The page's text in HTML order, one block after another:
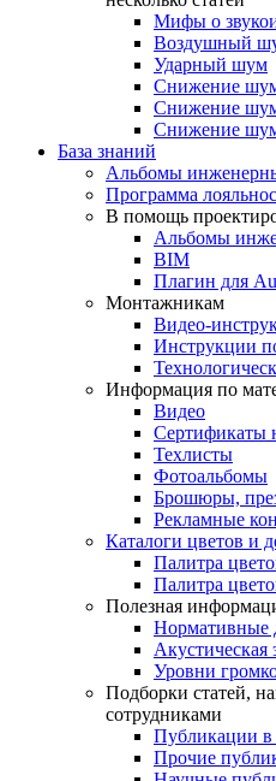
Мифы о
Воздушный
Ударный шум
Снижение
Снижение
Снижение
База знаний
Альбомы
Программа
В помощь
Альбомы
BIM
Плагин для
Монтажникам
Видео-
Инструкции
Информация по
Видео
Сертификаты
Техлисты
Фотоальбомы
Брошюры,
Рекламные
Каталоги цветов и
Палитра
Палитра
Полезная
Нормативные
Акустическая
Уровни
Подборки статей,
сотрудниками
Публикации в
Прочие